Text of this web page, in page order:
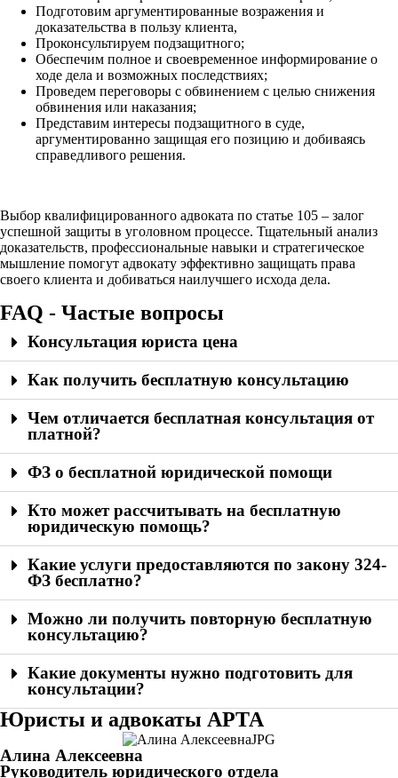
Подготовим аргументированные возражения и
доказательства в пользу клиента,
Проконсультируем подзащитного;
Обеспечим полное и своевременное информирование о
ходе дела и возможных последствиях;
Проведем переговоры с обвинением с целью снижения
обвинения или наказания;
Представим интересы подзащитного в суде,
аргументированно защищая его позицию и добиваясь
справедливого решения.
Выбор квалифицированного адвоката по статье 105 – залог
успешной защиты в уголовном процессе. Тщательный анализ
доказательств, профессиональные навыки и стратегическое
мышление помогут адвокату эффективно защищать права
своего клиента и добиваться наилучшего исхода дела.
FAQ - Частые вопросы
Консультация юриста цена
Как получить бесплатную консультацию
Чем отличается бесплатная консультация от
платной?
ФЗ о бесплатной юридической помощи
Кто может рассчитывать на бесплатную
юридическую помощь?
Какие услуги предоставляются по закону 324-
ФЗ бесплатно?
Можно ли получить повторную бесплатную
консультацию?
Какие документы нужно подготовить для
консультации?
Юристы и адвокаты АРТА
Алина Алексеевна
Руководитель юридического отдела